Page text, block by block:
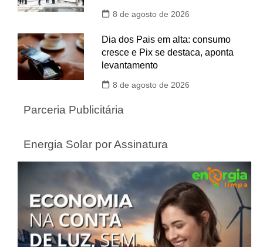
8 de agosto de 2026
Dia dos Pais em alta: consumo
cresce e Pix se destaca, aponta
levantamento
8 de agosto de 2026
Parceria Publicitária
Energia Solar por Assinatura